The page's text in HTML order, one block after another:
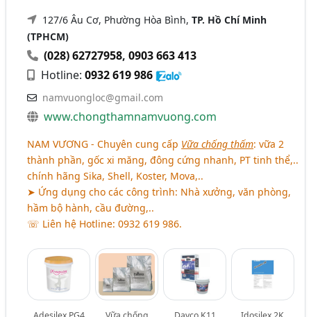
127/6 Âu Cơ, Phường Hòa Bình,TP. Hồ Chí Minh
(TPHCM)
(028) 62727958,0903 663 413
Hotline:0932 619 986
namvuongloc@gmail.com
www.chongthamnamvuong.com
NAM VƯƠNG - Chuyên cung cấp Vữa chống thấm: vữa 2
thành phần, gốc xi măng, đông cứng nhanh, PT tinh thể,..
chính hãng Sika, Shell, Koster, Mova,..
➤ Ứng dụng cho các công trình: Nhà xưởng, văn phòng,
hầm bộ hành, cầu đường,..
☏ Liên hệ Hotline: 0932 619 986.